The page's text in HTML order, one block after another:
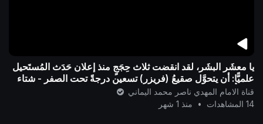
يا معشَر البشَر، لقد انقضت ثلاث حِجَجٍ منذ إعلان حَدَث المُستَحيل
علميًّا: أن يتحوَّل صقيعُ (فريزر) تسعين درجةً تحت الصفر - شتاء
ليل الُقطب
قناة الامام المهدي ناصر محمد اليماني
14 المشاهدات
• منذ 1 شهر